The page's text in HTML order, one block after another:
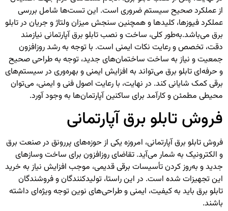
از عملکرد صحیح سیستم ضروری است. این تست‌ها شامل بررسی
عملکرد فیوزها، کلیدها و همچنین سنجش میزان ولتاژ و جریان در تابلو
برق می‌باشد.به‌طور کلی، ساخت و نصب تابلو برق آپارتمانی نیازمند
دقت، تخصص و رعایت نکات ایمنی است. با توجه به رشد روزافزون
جمعیت و نیاز به ساخت ساختمان‌های جدید، توجه به طراحی صحیح
و حرفه‌ای تابلو برق می‌تواند به افزایش ایمنی و بهره‌وری در سیستم‌های
برقی کمک شایانی کند. در نهایت، با رعایت اصول فنی و ایمنی، می‌توان
محیطی مطمئن و کارآمد برای ساکنین آپارتمان‌ها به وجود آورد.
فروش تابلو برق آپارتمانی
فروش تابلو برق آپارتمانی، امروزه یکی از حوزه‌های پررونق در صنعت برق
و الکترونیک به شمار می‌آید. تقاضای روزافزون برای ساخت و‌سازهای
جدید و به‌روز کردن تأسیسات برقی قدیمی، موجب افزایش نیاز به خرید
این تجهیزات شده است. در این راستا، تولیدکنندگان و فروشندگان
تابلو برق باید به کیفیت، ایمنی و طراحی‌های نوین توجه ویژه‌ای داشته
باشند.